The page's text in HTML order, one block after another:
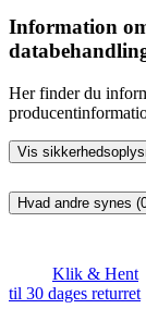
Information
Her finder du
Vis
Hvad andre synes
Klik & Hent
til 30 dages returret